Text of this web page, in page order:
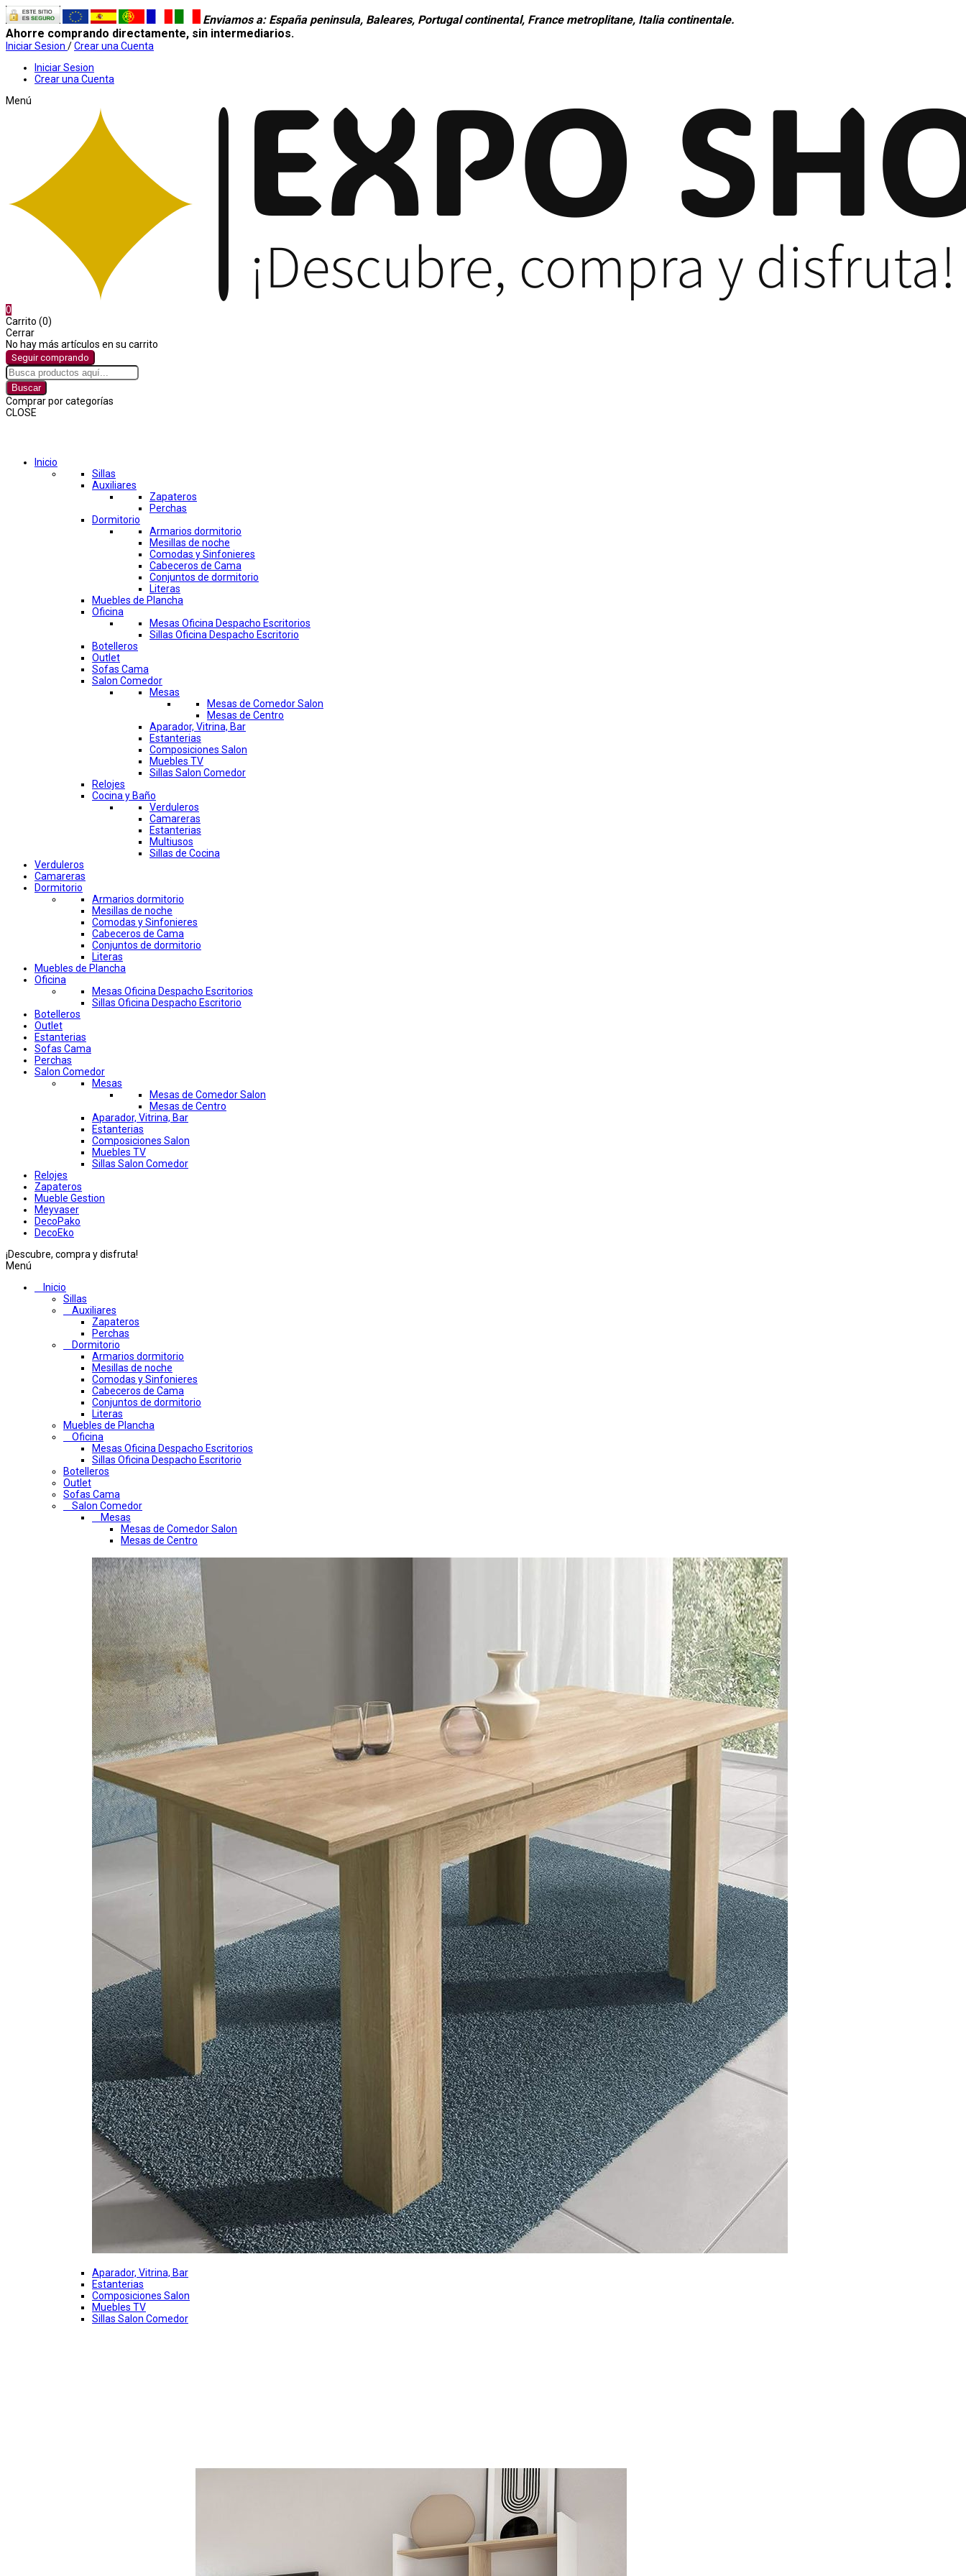
Enviamos a: España peninsula, Baleares, Portugal continental, France metroplitane, Italia continentale.
Ahorre comprando directamente, sin intermediarios.
Iniciar Sesion /Crear una Cuenta
Iniciar Sesion
Crear una Cuenta
Menú
0
Carrito (0)
Cerrar
No hay más artículos en su carrito
Seguir comprando
Buscar
Comprar por categorías
CLOSE
Inicio
Sillas
Auxiliares
Zapateros
Perchas
Dormitorio
Armarios dormitorio
Mesillas de noche
Comodas y Sinfonieres
Cabeceros de Cama
Conjuntos de dormitorio
Literas
Muebles de Plancha
Oficina
Mesas Oficina Despacho Escritorios
Sillas Oficina Despacho Escritorio
Botelleros
Outlet
Sofas Cama
Salon Comedor
Mesas
Mesas de Comedor Salon
Mesas de Centro
Aparador, Vitrina, Bar
Estanterias
Composiciones Salon
Muebles TV
Sillas Salon Comedor
Relojes
Cocina y Baño
Verduleros
Camareras
Estanterias
Multiusos
Sillas de Cocina
Verduleros
Camareras
Dormitorio
Armarios dormitorio
Mesillas de noche
Comodas y Sinfonieres
Cabeceros de Cama
Conjuntos de dormitorio
Literas
Muebles de Plancha
Oficina
Mesas Oficina Despacho Escritorios
Sillas Oficina Despacho Escritorio
Botelleros
Outlet
Estanterias
Sofas Cama
Perchas
Salon Comedor
Mesas
Mesas de Comedor Salon
Mesas de Centro
Aparador, Vitrina, Bar
Estanterias
Composiciones Salon
Muebles TV
Sillas Salon Comedor
Relojes
Zapateros
Mueble Gestion
Meyvaser
DecoPako
DecoEko
¡Descubre, compra y disfruta!
Menú
Inicio
Sillas
Auxiliares
Zapateros
Perchas
Dormitorio
Armarios dormitorio
Mesillas de noche
Comodas y Sinfonieres
Cabeceros de Cama
Conjuntos de dormitorio
Literas
Muebles de Plancha
Oficina
Mesas Oficina Despacho Escritorios
Sillas Oficina Despacho Escritorio
Botelleros
Outlet
Sofas Cama
Salon Comedor
Mesas
Mesas de Comedor Salon
Mesas de Centro
Aparador, Vitrina, Bar
Estanterias
Composiciones Salon
Muebles TV
Sillas Salon Comedor